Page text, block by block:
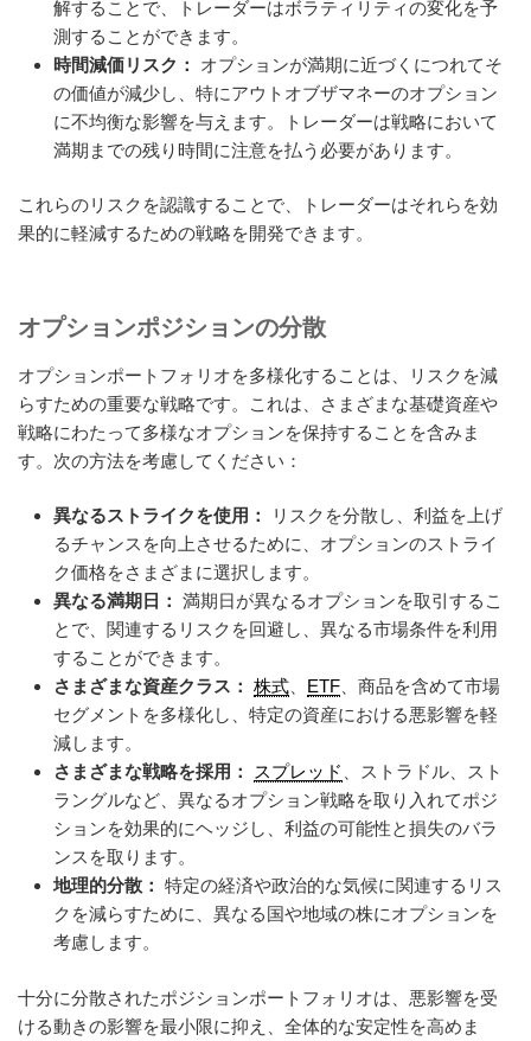
解することで、トレーダーはボラティリティの変化を予
測することができます。
時間減価リスク：
オプションが満期に近づくにつれてそ
の価値が減少し、特にアウトオブザマネーのオプション
に不均衡な影響を与えます。トレーダーは戦略において
満期までの残り時間に注意を払う必要があります。
これらのリスクを認識することで、トレーダーはそれらを効
果的に軽減するための戦略を開発できます。
オプションポジションの分散
オプションポートフォリオを多様化することは、リスクを減
らすための重要な戦略です。これは、さまざまな基礎資産や
戦略にわたって多様なオプションを保持することを含みま
す。次の方法を考慮してください：
異なるストライクを使用：
リスクを分散し、利益を上げ
るチャンスを向上させるために、オプションのストライ
ク価格をさまざまに選択します。
異なる満期日： 満期日が異なるオプションを取引するこ
とで、関連するリスクを回避し、異なる市場条件を利用
することができます。
さまざまな資産クラス： 株式 ETF 、商品を含めて市場
セグメントを多様化し、特定の資産における悪影響を軽
減します。
さまざまな戦略を採用：
スプレッド
、ストラドル、スト
ラングルなど、異なるオプション戦略を取り入れてポジ
ションを効果的にヘッジし、利益の可能性と損失のバラ
ンスを取ります。
地理的分散： 特定の経済や政治的な気候に関連するリス
クを減らすために、異なる国や地域の株にオプションを
考慮します。
十分に分散されたポジションポートフォリオは、悪影響を受
ける動きの影響を最小限に抑え、全体的な安定性を高めま